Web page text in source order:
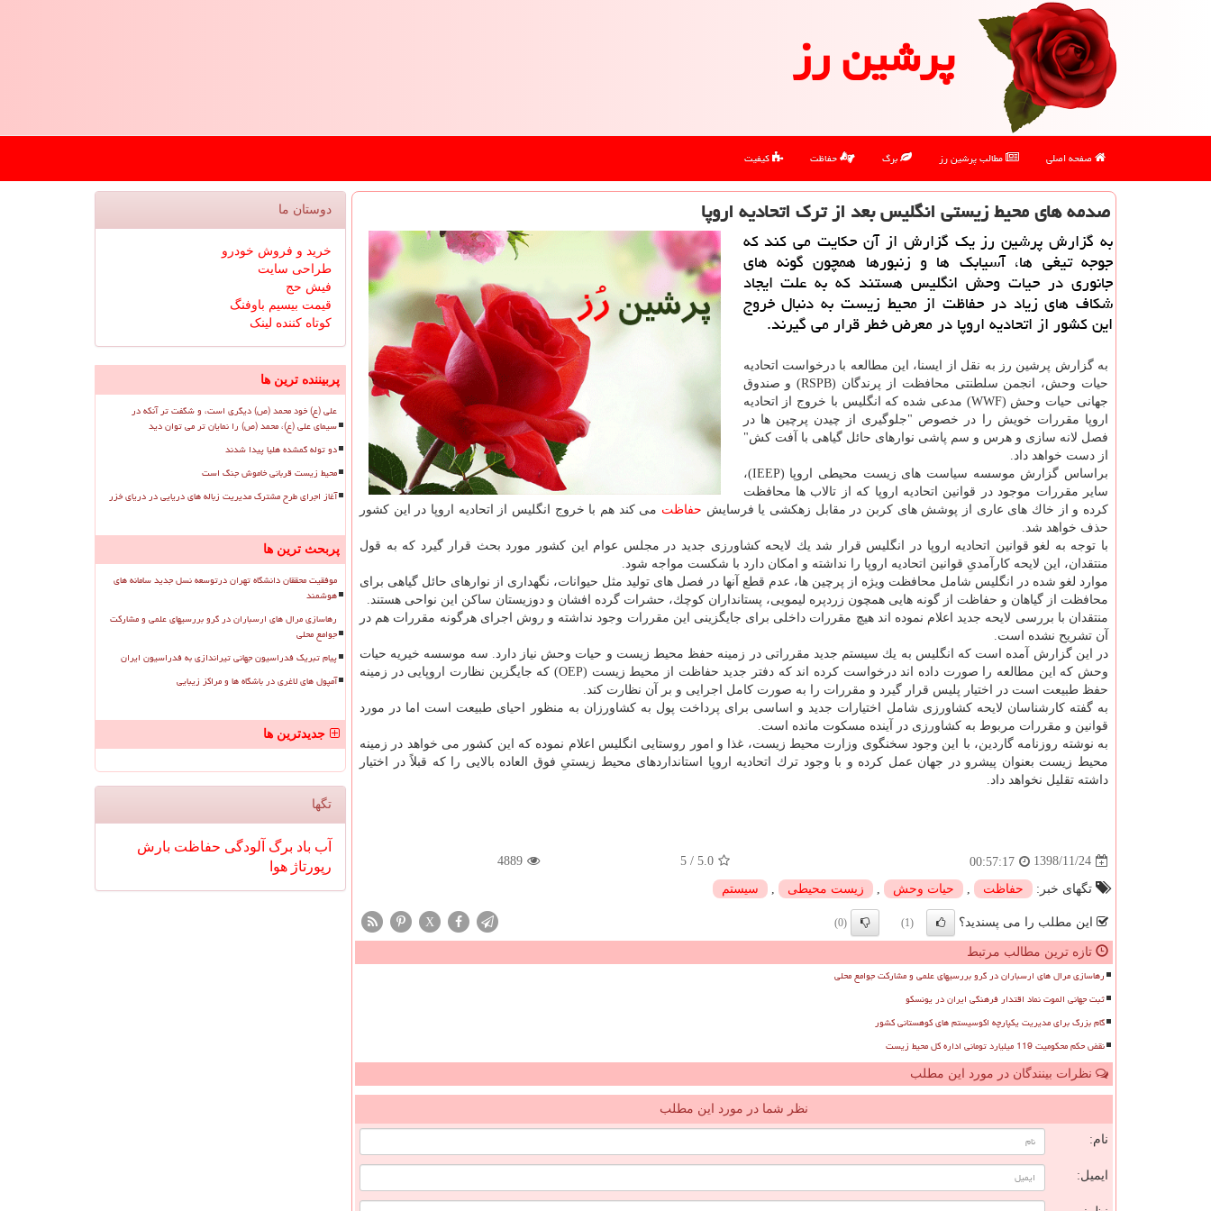
پرشین رز
صفحه اصلی مطالب پرشین رز برگ حفاظت کیفیت
صدمه های محیط زیستی انگلیس بعد از ترك اتحادیه اروپا
به گزارش پرشین رز یك گزارش از آن حكایت می كند كه
جوجه تیغی ها، آسیابك ها و زنبورها همچون گونه های
جانوری در حیات وحش انگلیس هستند كه به علت ایجاد
شكاف های زیاد در حفاظت از محیط زیست به دنبال خروج
این كشور از اتحادیه اروپا در معرض خطر قرار می گیرند.
به گزارش پرشین رز به نقل از ایسنا، این مطالعه با درخواست اتحادیه
حیات وحش، انجمن سلطنتی محافظت از پرندگان (RSPB) و صندوق
جهانی حیات وحش (WWF) مدعی شده كه انگلیس با خروج از اتحادیه
اروپا مقررات خویش را در خصوص "جلوگیری از چیدن پرچین ها در
فصل لانه سازی و هرس و سم پاشی نوارهای حائل گیاهی با آفت كش"
از دست خواهد داد.
براساس گزارش موسسه سیاست های زیست محیطی اروپا (IEEP)،
سایر مقررات موجود در قوانین اتحادیه اروپا كه از تالاب ها محافظت
كرده و از خاك های عاری از پوشش های كربن در مقابل زهكشی یا فرسایش حفاظت می كند هم با خروج انگلیس از اتحادیه اروپا در این كشور
حذف خواهد شد.
با توجه به لغو قوانین اتحادیه اروپا در انگلیس قرار شد یك لایحه كشاورزی جدید در مجلس عوام این كشور مورد بحث قرار گیرد كه به قول
منتقدان، این لایحه كارآمدیِ قوانین اتحادیه اروپا را نداشته و امكان دارد با شكست مواجه شود.
موارد لغو شده در انگلیس شامل محافظت ویژه از پرچین ها، عدم قطع آنها در فصل های تولید مثل حیوانات، نگهداری از نوارهای حائل گیاهی برای
محافظت از گیاهان و حفاظت از گونه هایی همچون زردپره لیمویی، پستانداران كوچك، حشرات گرده افشان و دوزیستان ساكن این نواحی هستند.
منتقدان با بررسی لایحه جدید اعلام نموده اند هیچ مقررات داخلی برای جایگزینی این مقررات وجود نداشته و روش اجرای هرگونه مقررات هم در
آن تشریح نشده است.
در این گزارش آمده است كه انگلیس به یك سیستم جدید مقرراتی در زمینه حفظ محیط زیست و حیات وحش نیاز دارد. سه موسسه خیریه حیات
وحش كه این مطالعه را صورت داده اند درخواست كرده اند كه دفتر جدید حفاظت از محیط زیست (OEP) كه جایگزین نظارت اروپایی در زمینه
حفظ طبیعت است در اختیار پلیس قرار گیرد و مقررات را به صورت كامل اجرایی و بر آن نظارت كند.
به گفته كارشناسان لایحه كشاورزی شامل اختیارات جدید و اساسی برای پرداخت پول به كشاورزان به منظور احیای طبیعت است اما در مورد
قوانین و مقررات مربوط به كشاورزی در آینده مسكوت مانده است.
به نوشته روزنامه گاردین، با این وجود سخنگوی وزارت محیط زیست، غذا و امور روستایی انگلیس اعلام نموده كه این كشور می خواهد در زمینه
محیط زیست بعنوان پیشرو در جهان عمل كرده و با وجود ترك اتحادیه اروپا استانداردهای محیط زیستیِ فوق العاده بالایی را كه قبلاً در اختیار
داشته تقلیل نخواهد داد.
1398/11/24
00:57:17
5.0
/
5
4889
تگهای خبر: حفاظت حیات وحش زیست محیطی سیستم
این مطلب را می پسندید؟ (1)
(0)
X
تازه ترین مطالب مرتبط
رهاسازی مرال های ارسباران در گرو بررسیهای علمی و مشارکت جوامع محلی
ثبت جهانی الموت نماد اقتدار فرهنگی ایران در یونسکو
گام بزرگ برای مدیریت یکپارچه اکوسیستم های کوهستانی کشور
نقض حکم محکومیت 119 میلیارد تومانی اداره کل محیط زیست
نظرات بینندگان در مورد این مطلب
نظر شما در مورد این مطلب
نام:
ایمیل:
دوستان ما
خرید و فروش خودرو
طراحی سایت
فیش حج
قیمت بیسیم باوفنگ
کوتاه کننده لینک
پربیننده ترین ها
علی (ع) خود محمد (ص) دیگری است، و شگفت تر آنکه در
سیمای علی (ع)، محمد (ص) را نمایان تر می توان دید
دو توله گمشده هلیا پیدا شدند
محیط زیست قربانی خاموش جنگ است
آغاز اجرای طرح مشترک مدیریت زباله های دریایی در دریای خزر
پربحث ترین ها
موفقیت محققان دانشگاه تهران درتوسعه نسل جدید سامانه های
هوشمند
رهاسازی مرال های ارسباران در گرو بررسیهای علمی و مشارکت
جوامع محلی
پیام تبریک فدراسیون جهانی تیراندازی به فدراسیون ایران
آمپول های لاغری در باشگاه ها و مراکز زیبایی
جدیدترین ها
تگها
آب باد برگ آلودگی حفاظت بارش
رپورتاژ هوا